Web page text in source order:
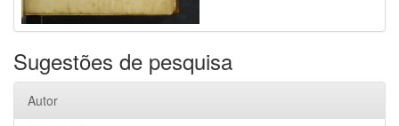
Sugestões de pesquisa
Autor